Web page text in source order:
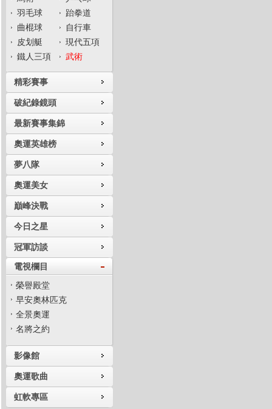
羽毛球
跆拳道
曲棍球
自行車
皮划艇
現代五項
鐵人三項
武術
精彩賽事
破紀錄鏡頭
最新賽事集錦
奧運英雄榜
夢八隊
奧運美女
巔峰決戰
今日之星
冠軍訪談
電視欄目
榮譽殿堂
早安奧林匹克
全景奧運
名將之約
影像館
奧運歌曲
虹軟專區